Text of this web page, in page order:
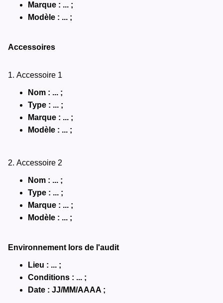
Marque : ... ;
Modèle : ... ;
Accessoires
1. Accessoire 1
Nom : ... ;
Type : ... ;
Marque : ... ;
Modèle : ... ;
2. Accessoire 2
Nom : ... ;
Type : ... ;
Marque : ... ;
Modèle : ... ;
Environnement lors de l'audit
Lieu : ... ;
Conditions : ... ;
Date : JJ/MM/AAAA ;